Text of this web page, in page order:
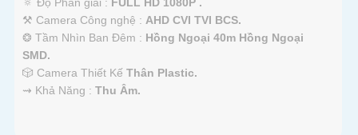
⚒ Camera Công nghệ : AHD CVI TVI BCS.
❂ Tầm Nhìn Ban Đêm : Hồng Ngoại 40m Hồng Ngoại
SMD.
🎲 Camera Thiết Kế Thân Plastic.
️⇝ Khả Năng : Thu Âm.